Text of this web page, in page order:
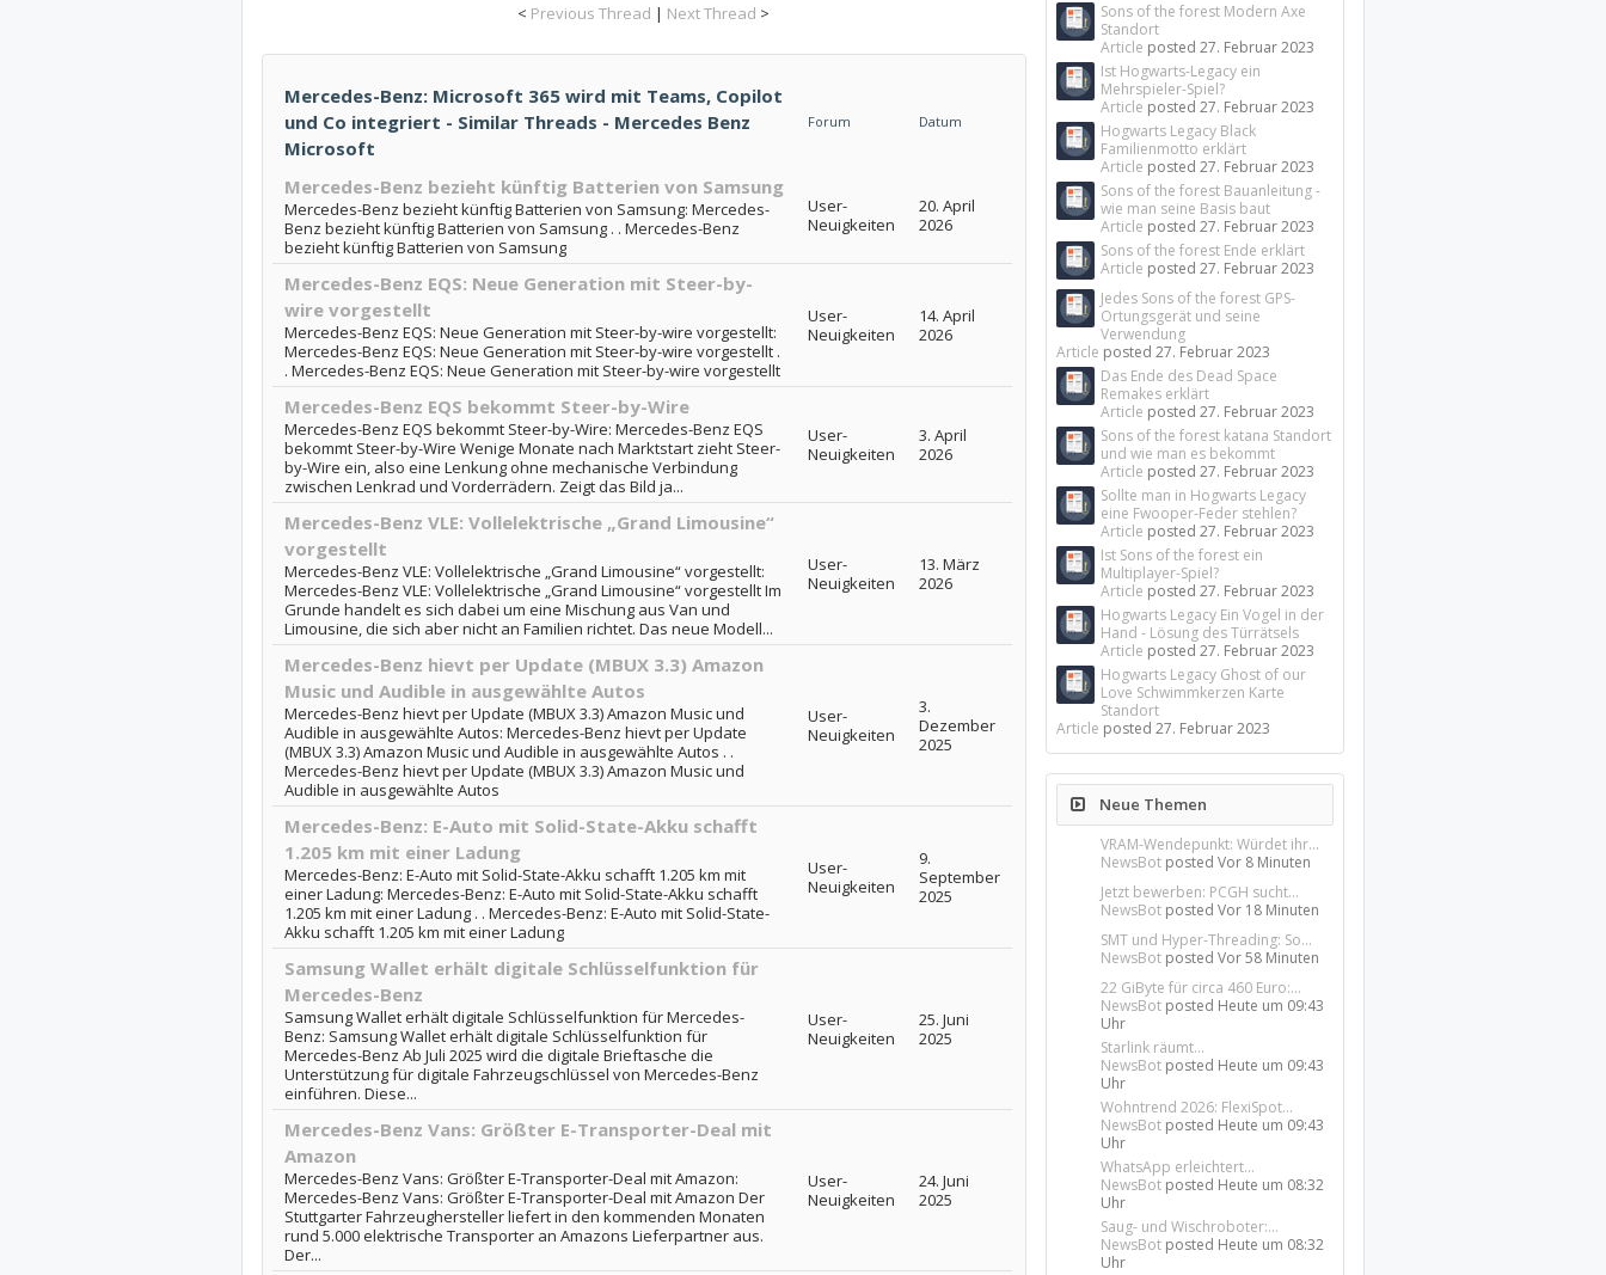
< Previous Thread | Next Thread >
Mercedes-Benz: Microsoft 365 wird mit Teams, Copilot
und Co integriert - Similar Threads - Mercedes Benz
Microsoft
Forum Datum
Mercedes-Benz bezieht künftig Batterien von Samsung
Mercedes-Benz bezieht künftig Batterien von Samsung: Mercedes-
Benz bezieht künftig Batterien von Samsung . . Mercedes-Benz
bezieht künftig Batterien von Samsung
User-
Neuigkeiten
20. April
2026
Mercedes-Benz EQS: Neue Generation mit Steer-by-
wire vorgestellt
Mercedes-Benz EQS: Neue Generation mit Steer-by-wire vorgestellt:
Mercedes-Benz EQS: Neue Generation mit Steer-by-wire vorgestellt .
. Mercedes-Benz EQS: Neue Generation mit Steer-by-wire vorgestellt
User-
Neuigkeiten
14. April
2026
Mercedes-Benz EQS bekommt Steer-by-Wire
Mercedes-Benz EQS bekommt Steer-by-Wire: Mercedes-Benz EQS
bekommt Steer-by-Wire Wenige Monate nach Marktstart zieht Steer-
by-Wire ein, also eine Lenkung ohne mechanische Verbindung
zwischen Lenkrad und Vorderrädern. Zeigt das Bild ja...
User-
Neuigkeiten
3. April
2026
Mercedes-Benz VLE: Vollelektrische „Grand Limousine“
vorgestellt
Mercedes-Benz VLE: Vollelektrische „Grand Limousine“ vorgestellt:
Mercedes-Benz VLE: Vollelektrische „Grand Limousine“ vorgestellt Im
Grunde handelt es sich dabei um eine Mischung aus Van und
Limousine, die sich aber nicht an Familien richtet. Das neue Modell...
User-
Neuigkeiten
13. März
2026
Mercedes-Benz hievt per Update (MBUX 3.3) Amazon
Music und Audible in ausgewählte Autos
Mercedes-Benz hievt per Update (MBUX 3.3) Amazon Music und
Audible in ausgewählte Autos: Mercedes-Benz hievt per Update
(MBUX 3.3) Amazon Music und Audible in ausgewählte Autos . .
Mercedes-Benz hievt per Update (MBUX 3.3) Amazon Music und
Audible in ausgewählte Autos
User-
Neuigkeiten
3.
Dezember
2025
Mercedes-Benz: E-Auto mit Solid-State-Akku schafft
1.205 km mit einer Ladung
Mercedes-Benz: E-Auto mit Solid-State-Akku schafft 1.205 km mit
einer Ladung: Mercedes-Benz: E-Auto mit Solid-State-Akku schafft
1.205 km mit einer Ladung . . Mercedes-Benz: E-Auto mit Solid-State-
Akku schafft 1.205 km mit einer Ladung
User-
Neuigkeiten
9.
September
2025
Samsung Wallet erhält digitale Schlüsselfunktion für
Mercedes-Benz
Samsung Wallet erhält digitale Schlüsselfunktion für Mercedes-
Benz: Samsung Wallet erhält digitale Schlüsselfunktion für
Mercedes-Benz Ab Juli 2025 wird die digitale Brieftasche die
Unterstützung für digitale Fahrzeugschlüssel von Mercedes-Benz
einführen. Diese...
User-
Neuigkeiten
25. Juni
2025
Mercedes-Benz Vans: Größter E-Transporter-Deal mit
Amazon
Mercedes-Benz Vans: Größter E-Transporter-Deal mit Amazon:
Mercedes-Benz Vans: Größter E-Transporter-Deal mit Amazon Der
Stuttgarter Fahrzeughersteller liefert in den kommenden Monaten
rund 5.000 elektrische Transporter an Amazons Lieferpartner aus.
Der...
User-
Neuigkeiten
24. Juni
2025
Sons of the forest Modern Axe
Standort
Article posted27. Februar 2023
Ist Hogwarts-Legacy ein
Mehrspieler-Spiel?
Article posted27. Februar 2023
Hogwarts Legacy Black
Familienmotto erklärt
Article posted27. Februar 2023
Sons of the forest Bauanleitung -
wie man seine Basis baut
Article posted27. Februar 2023
Sons of the forest Ende erklärt
Article posted27. Februar 2023
Jedes Sons of the forest GPS-
Ortungsgerät und seine
Verwendung
Article posted27. Februar 2023
Das Ende des Dead Space
Remakes erklärt
Article posted27. Februar 2023
Sons of the forest katana Standort
und wie man es bekommt
Article posted27. Februar 2023
Sollte man in Hogwarts Legacy
eine Fwooper-Feder stehlen?
Article posted27. Februar 2023
Ist Sons of the forest ein
Multiplayer-Spiel?
Article posted27. Februar 2023
Hogwarts Legacy Ein Vogel in der
Hand - Lösung des Türrätsels
Article posted27. Februar 2023
Hogwarts Legacy Ghost of our
Love Schwimmkerzen Karte
Standort
Article posted27. Februar 2023
Neue Themen
VRAM-Wendepunkt: Würdet ihr...
NewsBot postedVor 8 Minuten
Jetzt bewerben: PCGH sucht...
NewsBot postedVor 18 Minuten
SMT und Hyper-Threading: So...
NewsBot postedVor 58 Minuten
22 GiByte für circa 460 Euro:...
NewsBot posted Heute um 09:43
Uhr
Starlink räumt...
NewsBot posted Heute um 09:43
Uhr
Wohntrend 2026: FlexiSpot...
NewsBot posted Heute um 09:43
Uhr
WhatsApp erleichtert...
NewsBot posted Heute um 08:32
Uhr
Saug- und Wischroboter:...
NewsBot posted Heute um 08:32
Uhr